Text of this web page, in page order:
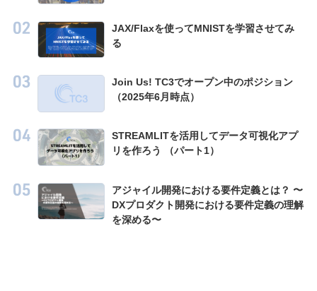
Recruit
JAX/Flaxを使ってMNISTを学習させてみ
る
Join Us! TC3でオープン中のポジション
（2025年6月時点）
STREAMLITを活用してデータ可視化アプ
リを作ろう （パート1）
アジャイル開発における要件定義とは？ 〜
DXプロダクト開発における要件定義の理解
を深める〜